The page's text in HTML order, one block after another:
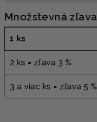
Množstevná zľava
1 ks
2 ks = zľava 3 %
3 a viac ks = zľava 5 %